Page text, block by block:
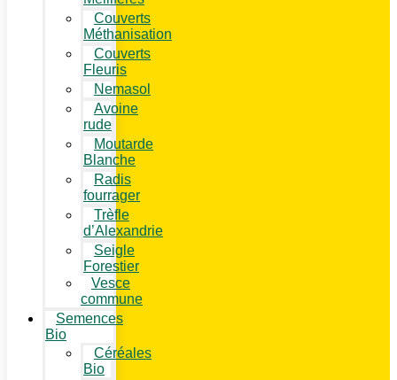
Couverts
Méthanisation
Couverts
Fleuris
Nemasol
Avoine
rude
Moutarde
Blanche
Radis
fourrager
Trèfle
d’Alexandrie
Seigle
Forestier
Vesce
commune
Semences
Bio
Céréales
Bio